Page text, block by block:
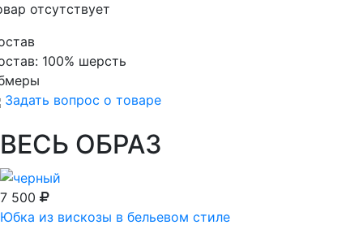
отсутствует
100% шерсть
Задать вопрос о товаре
ВЕСЬ ОБРАЗ
7 500
Юбка из вискозы в бельевом стиле